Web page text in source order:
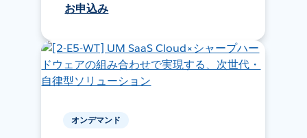
お申込み
オンデマンド